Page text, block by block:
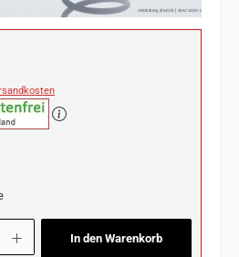
Wert ein oder benutze die Schaltflächen
In den Warenkorb